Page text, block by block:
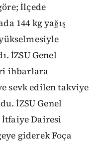
İlçede
144 kg yağış
İZSU Genel
ihbarlara
sevk edilen takviye
İZSU Genel
Dairesi
giderek Foça